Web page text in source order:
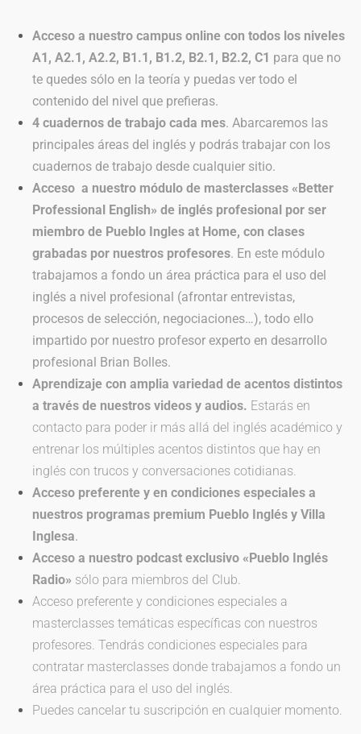
Acceso a nuestro campus online con todos los niveles
A1, A2.1, A2.2, B1.1, B1.2, B2.1, B2.2, C1 para que no
te quedes sólo en la teoría y puedas ver todo el
contenido del nivel que prefieras.
4 cuadernos de trabajo cada mes. Abarcaremos las
principales áreas del inglés y podrás trabajar con los
cuadernos de trabajo desde cualquier sitio.
Acceso a nuestro módulo de masterclasses «Better
Professional English» de inglés profesional por ser
miembro de Pueblo Ingles at Home, con clases
grabadas por nuestros profesores. En este módulo
trabajamos a fondo un área práctica para el uso del
inglés a nivel profesional (afrontar entrevistas,
procesos de selección, negociaciones…), todo ello
impartido por nuestro profesor experto en desarrollo
profesional Brian Bolles.
Aprendizaje con amplia variedad de acentos distintos
a través de nuestros videos y audios. Estarás en
contacto para poder ir más allá del inglés académico y
entrenar los múltiples acentos distintos que hay en
inglés con trucos y conversaciones cotidianas.
Acceso preferente y en condiciones especiales a
nuestros programas premium Pueblo Inglés y Villa
Inglesa.
Acceso a nuestro podcast exclusivo «Pueblo Inglés
Radio» sólo para miembros del Club.
Acceso preferente y condiciones especiales a
masterclasses temáticas específicas con nuestros
profesores. Tendrás condiciones especiales para
contratar masterclasses donde trabajamos a fondo un
área práctica para el uso del inglés.
Puedes cancelar tu suscripción en cualquier momento.